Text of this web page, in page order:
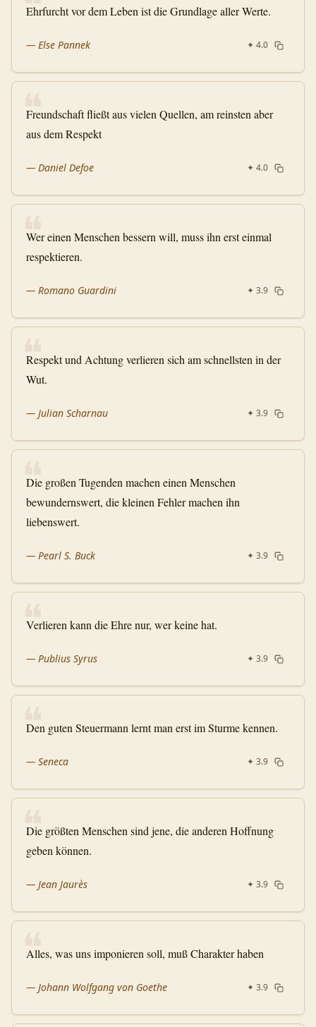
Ehrfurcht vor dem Leben ist die Grundlage aller Werte.
— Else Pannek ✦ 4.0
❝
Freundschaft fließt aus vielen Quellen, am reinsten aber
aus dem Respekt
— Daniel Defoe ✦ 4.0
❝
Wer einen Menschen bessern will, muss ihn erst einmal
respektieren.
— Romano Guardini ✦ 3.9
❝
Respekt und Achtung verlieren sich am schnellsten in der
Wut.
— Julian Scharnau ✦ 3.9
❝
Die großen Tugenden machen einen Menschen
bewundernswert, die kleinen Fehler machen ihn
liebenswert.
— Pearl S. Buck ✦ 3.9
❝
Verlieren kann die Ehre nur, wer keine hat.
— Publius Syrus ✦ 3.9
❝
Den guten Steuermann lernt man erst im Sturme kennen.
— Seneca ✦ 3.9
❝
Die größten Menschen sind jene, die anderen Hoffnung
geben können.
— Jean Jaurès ✦ 3.9
❝
Alles, was uns imponieren soll, muß Charakter haben
— Johann Wolfgang von Goethe ✦ 3.9